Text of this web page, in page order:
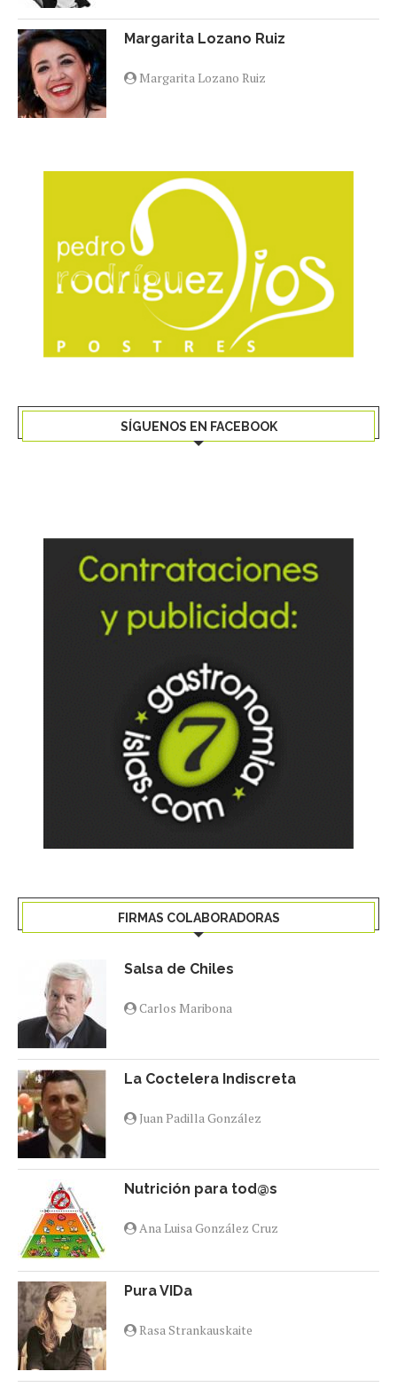
Margarita Lozano Ruiz
Margarita Lozano Ruiz
SÍGUENOS EN FACEBOOK
FIRMAS COLABORADORAS
Salsa de Chiles
Carlos Maribona
La Coctelera Indiscreta
Juan Padilla González
Nutrición para tod@s
Ana Luisa González Cruz
Pura VIDa
Rasa Strankauskaite